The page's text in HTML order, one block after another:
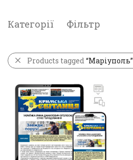
Категорії Фільтр
Products tagged“Маріуполь”